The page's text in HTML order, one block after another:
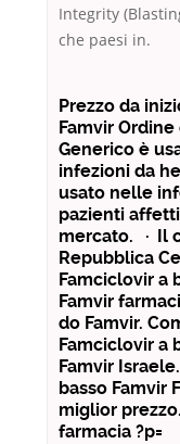
Integrity
che paesi in.
Prezzo da
Famvir
Generico è
infezioni da
usato nelle
pazienti
mercato. · Il
Repubblica
Famciclovir a
Famvir
do Famvir.
Famciclovir a
Famvir
basso Famvir
miglior
farmacia ?p=